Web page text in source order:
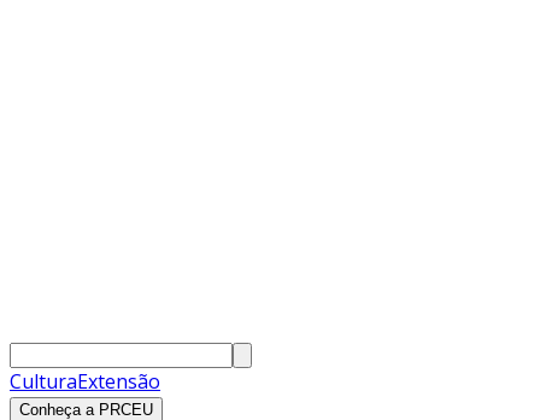
CulturaExtensão
Conheça a PRCEU